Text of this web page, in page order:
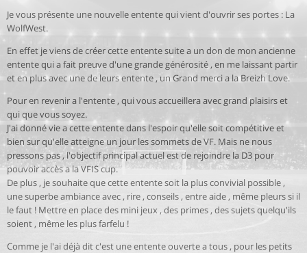
Je vous présente une nouvelle entente qui vient d'ouvrir ses portes : La
WolfWest.
En effet je viens de créer cette entente suite a un don de mon ancienne
entente qui a fait preuve d'une grande générosité , en me laissant partir
et en plus avec une de leurs entente , un Grand merci a la Breizh Love.
Pour en revenir a l'entente , qui vous accueillera avec grand plaisirs et
qui que vous soyez.
J'ai donné vie a cette entente dans l'espoir qu'elle soit compétitive et
bien sur qu'elle atteigne un jour les sommets de VF. Mais ne nous
pressons pas , l'objectif principal actuel est de rejoindre la D3 pour
pouvoir accès a la VFIS cup.
De plus , je souhaite que cette entente soit la plus convivial possible ,
une superbe ambiance avec , rire , conseils , entre aide , même pleurs si il
le faut ! Mettre en place des mini jeux , des primes , des sujets quelqu'ils
soient , même les plus farfelu !
Comme je l'ai déjà dit c'est une entente ouverte a tous , pour les petits